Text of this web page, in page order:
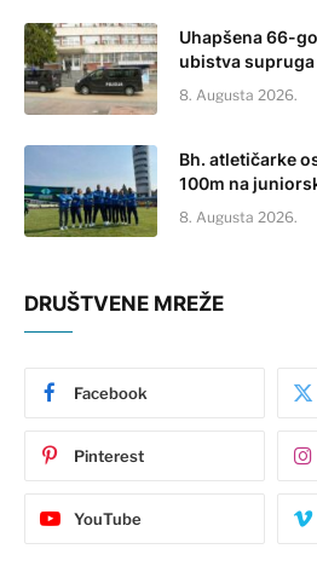
Uhapšena 66-
ubistva supruga
8. Augusta 2026.
Bh. atletičarke
100m na
8. Augusta 2026.
DRUŠTVENE MREŽE
Facebook
Pinterest
YouTube